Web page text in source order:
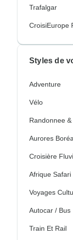
Trafalgar
CroisiEurope
Styles de
Adventure
Vélo
Randonnee &
Aurores
Croisière
Afrique Safari
Voyages
Autocar / Bus
Train Et Rail